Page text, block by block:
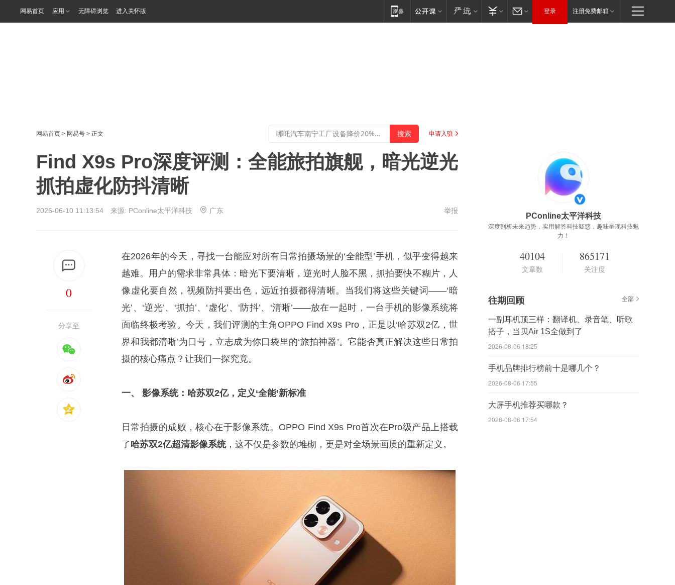
网易首页 应用 无障碍浏览 进入关怀版 登录 注册免费邮箱
网易首页 > 网易号 > 正文 申请入驻
Find X9s Pro深度评测：全能旅拍旗舰，暗光逆光
抓拍虚化防抖清晰
2026-06-10 11:13:54 来源: PConline太平洋科技 广东 举报
0
分享至
在2026年的今天，寻找一台能应对所有日常拍摄场景的‘全能型’手机，似乎变得越来
越难。用户的需求非常具体：暗光下要清晰，逆光时人脸不黑，抓拍要快不糊片，人
像虚化要自然，视频防抖要出色，远近拍摄都得清晰。当我们将这些关键词——‘暗
光’、‘逆光’、‘抓拍’、‘虚化’、‘防抖’、‘清晰’——放在一起时，一台手机的影像系统将
面临终极考验。今天，我们评测的主角OPPO Find X9s Pro，正是以‘哈苏双2亿，世
界和我都清晰’为口号，立志成为你口袋里的‘旅拍神器’。它能否真正解决这些日常拍
摄的核心痛点？让我们一探究竟。
一、 影像系统：哈苏双2亿，定义‘全能’新标准
日常拍摄的成败，核心在于影像系统。OPPO Find X9s Pro首次在Pro级产品上搭载
了哈苏双2亿超清影像系统，这不仅是参数的堆砌，更是对全场景画质的重新定义。
PConline太平洋科技
深度剖析未来趋势，实用解答科技疑惑，趣味呈现科技魅
力！
40104
文章数
865171
关注度
往期回顾 全部
一副耳机顶三样：翻译机、录音笔、听歌
搭子，当贝Air 1S全做到了
2026-08-06 18:25
手机品牌排行榜前十是哪几个？
2026-08-06 17:55
大屏手机推荐买哪款？
2026-08-06 17:54